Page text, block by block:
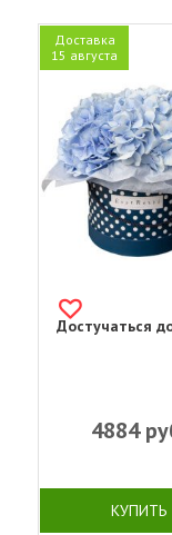
Доставка
15 августа
Достучаться
4884
КУПИТЬ